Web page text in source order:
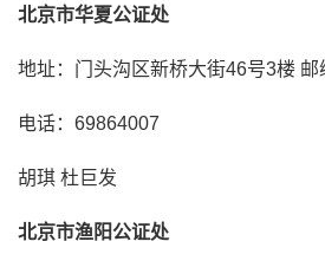
北京市华夏公证处
地址：门头沟区新桥大街46号3楼
电话：69864007
胡琪 杜巨发
北京市渔阳公证处